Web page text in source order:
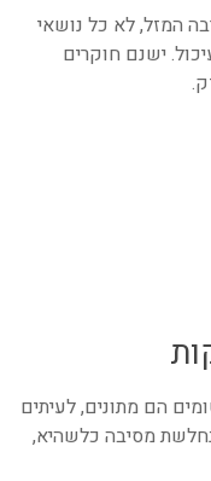
המזל, לא כל נושאי
ישנם חוקרים
הם מתונים, לעיתים
מסיבה כלשהיא,